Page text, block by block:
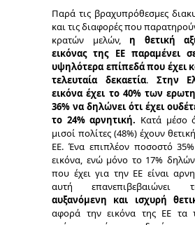
Παρά τις βραχυπρόθεσμες
και τις διαφορές που
κρατών μελών, η θετική
εικόνας της ΕΕ παραμένει
υψηλότερα επίπεδά που έχει
τελευταία δεκαετία. Στην
εικόνα έχει το 40% των
36% να δηλώνει ότι έχει
το 24% αρνητική. Κατά μέσο
μισοί πολίτες (48%) έχουν
ΕΕ. Ένα επιπλέον ποσοστό 35%
εικόνα, ενώ μόνο το 17%
που έχει για την ΕΕ είναι
αυτή
αυξανόμενη και ισχυρή
αφορά την εικόνα της ΕΕ τα